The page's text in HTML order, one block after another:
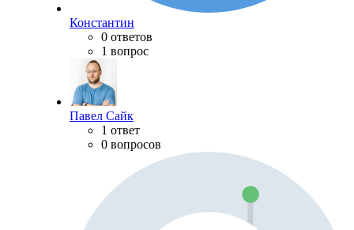
Константин
0 ответов
1 вопрос
Павел Сайк
1 ответ
0 вопросов